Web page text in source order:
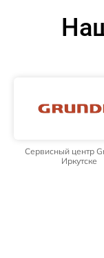
Сервисный центр
Иркутске